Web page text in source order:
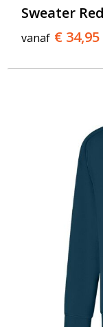
Sweater
vanaf € 34,95